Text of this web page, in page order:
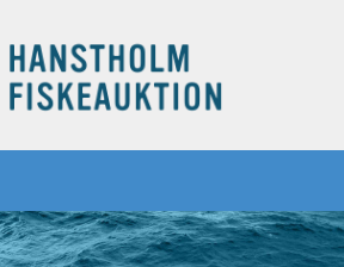
PRISER SORTERINGER MSC KASSER